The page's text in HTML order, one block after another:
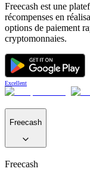
Freecash est une
récompenses en
options de paiement
cryptomonnaies.
Excellent
Freecash
Freecash